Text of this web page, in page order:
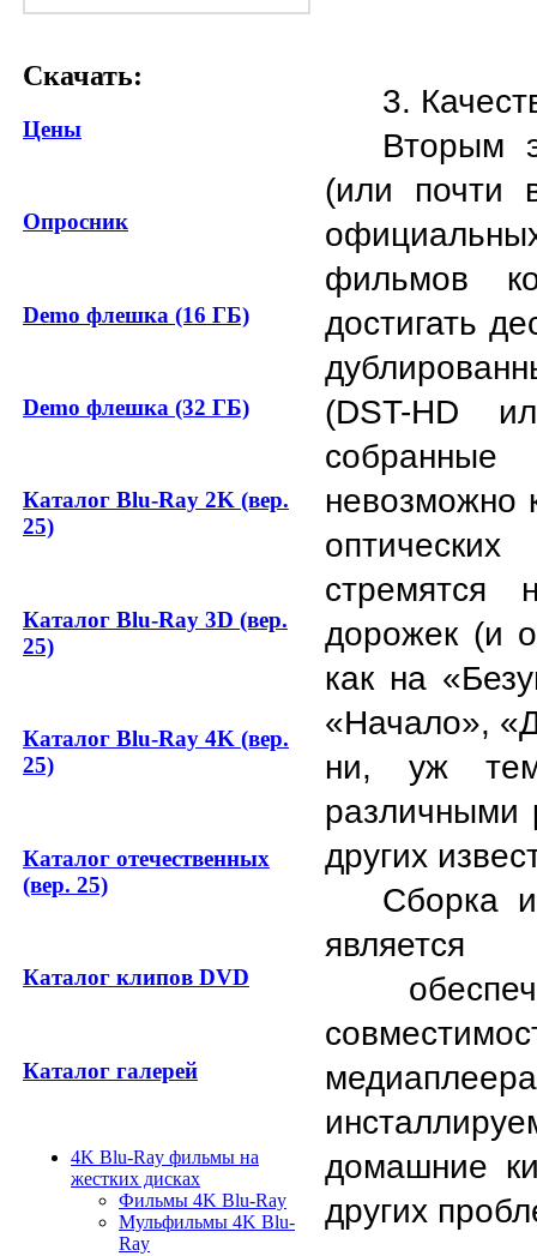
Скачать:
Цены
Опросник
Demo флешка (16 ГБ)
Demo флешка (32 ГБ)
Каталог Blu-Ray 2K (вер.
25)
Каталог Blu-Ray 3D (вер.
25)
Каталог Blu-Ray 4K (вер.
25)
Каталог отечественных
(вер. 25)
Каталог клипов DVD
Каталог галерей
4K Blu-Ray фильмы на
жестких дисках
Фильмы 4K Blu-Ray
Мульфильмы 4K Blu-
Ray
3.
Вторым
(или почти
фильмов
достигать
(DST-HD
невозможно
стремятся
дорожек (и
как на
«Начало»,
ни, уж
различными
других
Сборка
домашние
других